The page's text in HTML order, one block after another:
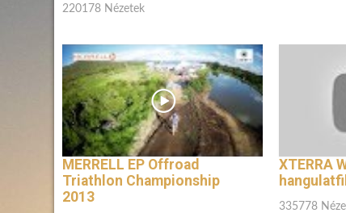
220178 Nézetek
MERRELL EP Offroad
Triathlon Championship
2013
XTERRA
335778